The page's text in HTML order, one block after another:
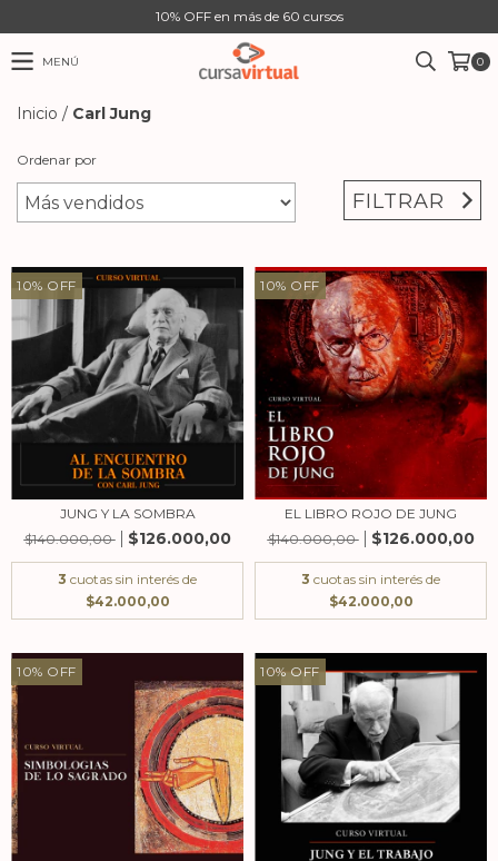
10% OFF en más de 60 cursos
MENÚ 0
Inicio / Carl Jung
Ordenar por
FILTRAR
10% OFF
JUNG Y LA SOMBRA
$140.000,00
$126.000,00
3 cuotas sin interés de
$42.000,00
10% OFF
EL LIBRO ROJO DE JUNG
$140.000,00
$126.000,00
3 cuotas sin interés de
$42.000,00
10% OFF 10%OFF